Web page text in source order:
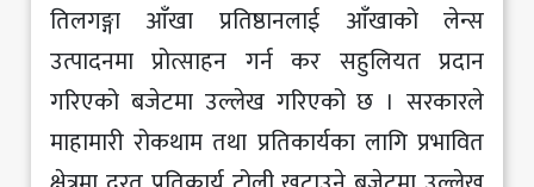
तिलगङ्गा आँखा प्रतिष्ठानलाई आँखाको लेन्स
उत्पादनमा प्रोत्साहन गर्न कर सहुलियत प्रदान
गरिएको बजेटमा उल्लेख गरिएको छ । सरकारले
माहामारी रोकथाम तथा प्रतिकार्यका लागि प्रभावित